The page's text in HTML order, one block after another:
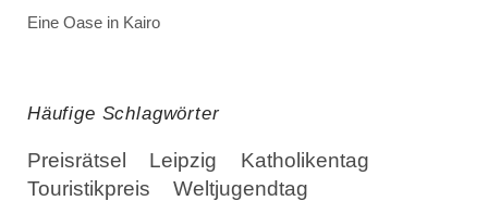
Eine Oase in Kairo
Häufige Schlagwörter
Preisrätsel Leipzig
Katholikentag
Touristikpreis
Weltjugendtag